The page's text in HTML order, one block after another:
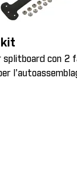
kit
con 2